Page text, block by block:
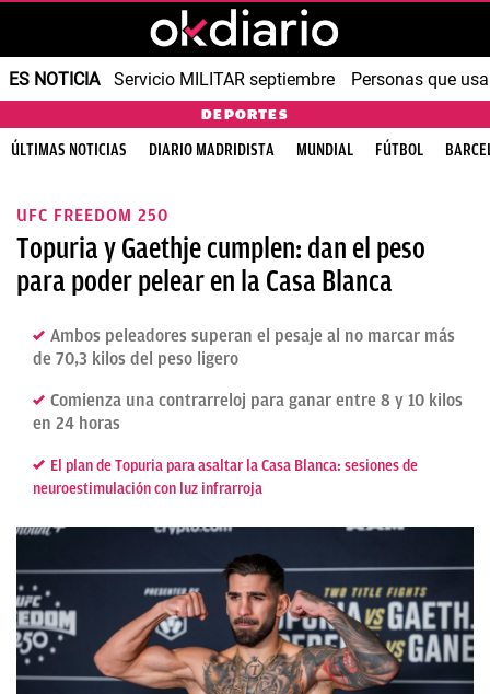
ES NOTICIA Servicio MILITAR septiembre Personas que
DEPORTES
ÚLTIMAS NOTICIAS DIARIO MADRIDISTA MUNDIAL FÚTBOL
UFC FREEDOM 250
Topuria y Gaethje cumplen: dan el peso
para poder pelear en la Casa Blanca
Ambos peleadores superan el pesaje al no marcar más
de 70,3 kilos del peso ligero
Comienza una contrarreloj para ganar entre 8 y 10 kilos
en 24 horas
El plan de Topuria para asaltar la Casa Blanca: sesiones de
neuroestimulación con luz infrarroja